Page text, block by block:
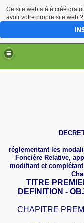
réglementant les
Foncière Relative,
modifiant et
TITRE
DEFINITION -
CHAPITRE
Ce site web a été créé
avoir votre propre site web ?